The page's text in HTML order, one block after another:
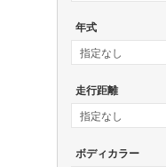
年式
走行距離
ボディカラー